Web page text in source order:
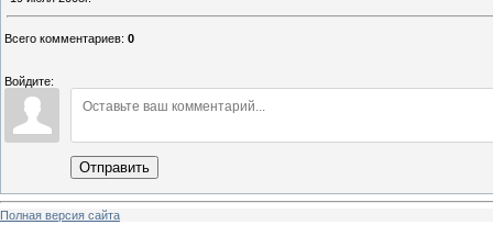
Всего комментариев: 0
Войдите:
Отправить
Полная версия сайта